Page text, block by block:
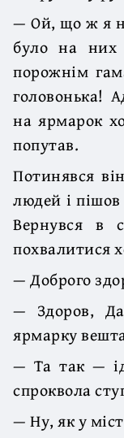
— Ой, що ж я
було на них
порожнім
головонька!
на ярмарок
попутав.
Потинявся
людей і
Вернувся в
похвалитися
— Доброго
— Здоров,
ярмарку
— Та так —
спроквола
— Ну, як у